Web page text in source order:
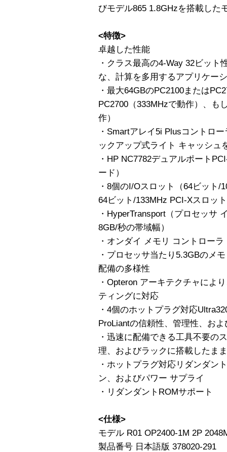
びモデル865 1.8GHzを搭載した
<特徴>
卓越した性能
・クラス最高の4-Way 32ビッ
な、計算を多用するアプリケー
・最大64GBのPC2100または
PC2700（333MHzで動作）、も
作）
・Smartアレイ5i Plusコントロ
ックアップ式ライト キャッシュ
・HP NC7782デュアルポート
ード）
・8個のI/Oスロット（64ビット
64ビット/133MHz PCI-Xスロッ
・HyperTransport（プロセッサ
8GB/秒の帯域幅）
・オンダイ メモリ コントロー
・プロセッサ当たり5.3GBのメ
配備の多様性
・Opteron アーキテクチャによ
ティングに対応
・4個のホットプラグ対応
ProLiantの信頼性、管理性、お
・迅速に配備できる工具不要の
理、およびラックに搭載したま
・ホットプラグ対応リダンダン
ン、およびパワー サプライ
・リダンダントROMサポート
<仕様>
モデル R01 OP2400-1M 2P
製品番号 日本語版 378020-291